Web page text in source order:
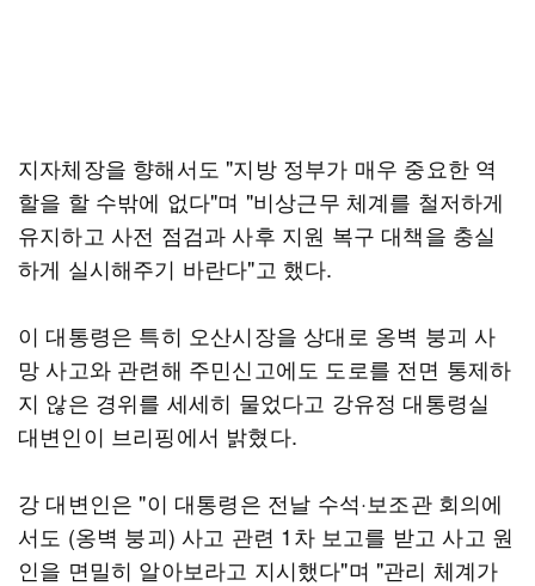
지자체장을 향해서도 "지방 정부가 매우 중요한 역
할을 할 수밖에 없다"며 "비상근무 체계를 철저하게
유지하고 사전 점검과 사후 지원 복구 대책을 충실
하게 실시해주기 바란다"고 했다.
이 대통령은 특히 오산시장을 상대로 옹벽 붕괴 사
망 사고와 관련해 주민신고에도 도로를 전면 통제하
지 않은 경위를 세세히 물었다고 강유정 대통령실
대변인이 브리핑에서 밝혔다.
강 대변인은 "이 대통령은 전날 수석·보조관 회의에
서도 (옹벽 붕괴) 사고 관련 1차 보고를 받고 사고 원
인을 면밀히 알아보라고 지시했다"며 "관리 체계가